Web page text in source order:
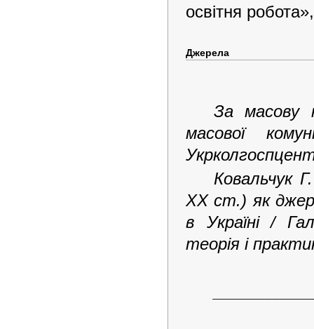
освітня
Джерела
За масову
масової
Ковальчук
ХХ ст.) як
в Україні /
теорія і